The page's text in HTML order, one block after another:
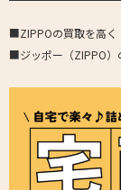
■ZIPPOの買取を高く
■ジッポー（ZIPPO）